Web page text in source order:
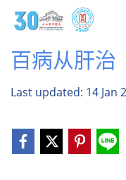
百病从肝治
Last updated: 14 Jan